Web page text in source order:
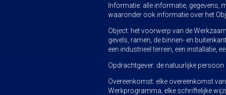
Informatie: alle informatie, gegevens,
waaronder ook informatie over het
Object: het voorwerp van de
gevels, ramen, de binnen- en
een industrieel terrein, een installatie,
Opdrachtgever: de natuurlijke
Overeenkomst: elke overeenkomst
Werkprogramma, elke schriftelijke